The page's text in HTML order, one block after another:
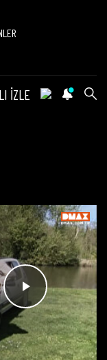
İZLE
Videoyu
Oynat